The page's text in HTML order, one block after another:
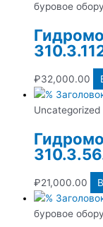
буровое
₽32,000.00
Uncategorized
₽21,000.00
буровое